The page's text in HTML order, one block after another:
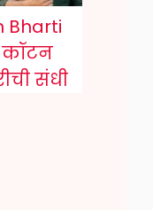
Bharti
कॉटन
संधी